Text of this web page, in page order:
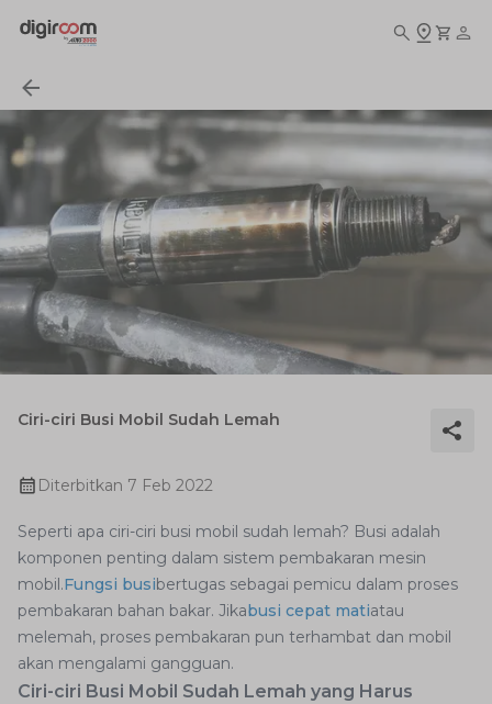
Ciri-ciri Busi Mobil Sudah Lemah
Diterbitkan 7 Feb 2022
Seperti apa ciri-ciri busi mobil sudah lemah? Busi adalah
komponen penting dalam sistem pembakaran mesin
mobil.Fungsi busibertugas sebagai pemicu dalam proses
pembakaran bahan bakar. Jikabusi cepat matiatau
melemah, proses pembakaran pun terhambat dan mobil
akan mengalami gangguan.
Ciri-ciri Busi Mobil Sudah Lemah yang Harus